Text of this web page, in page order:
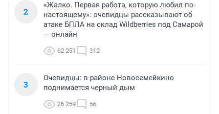
2
«Жалко. Первая работа, которую любил по-
настоящему»: очевидцы рассказывают об
атаке БПЛА на склад Wildberries под Самарой
— онлайн
62 251 312
3
Очевидцы: в районе Новосемейкино
поднимается черный дым
26 259 56